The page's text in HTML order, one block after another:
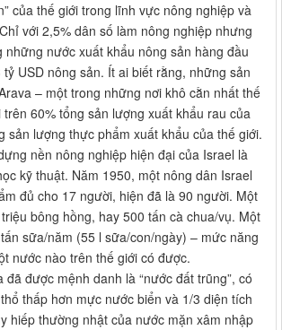
của thế giới trong lĩnh vực nông nghiệp và
với 2,5% dân số làm nông nghiệp nhưng
những nước xuất khẩu nông sản hàng đầu
USD nông sản. Ít ai biết rằng, những sản
– một trong những nơi khô cằn nhất thế
60% tổng sản lượng xuất khẩu rau của
sản lượng thực phẩm xuất khẩu của thế giới.
nền nông nghiệp hiện đại của Israel là
kỹ thuật. Năm 1950, một nông dân Israel
đủ cho 17 người, hiện đã là 90 người. Một
bông hồng, hay 500 tấn cà chua/vụ. Một
sữa/năm (55 l sữa/con/ngày) – mức năng
nước nào trên thế giới có được.
đã được mệnh danh là “nước đất trũng”, có
thấp hơn mực nước biển và 1/3 diện tích
hiếp thường nhật của nước mặn xâm nhập